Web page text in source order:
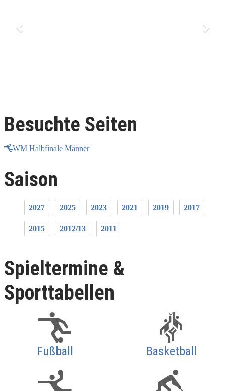
Besuchte Seiten
WM Halbfinale Männer
Saison
2027 2025 2023 2021 2019 2017
2015 2012/13 2011
Spieltermine &
Sporttabellen
Fußball Basketball